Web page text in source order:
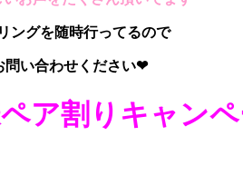
ングを随時行ってるので
問い合わせください❤
割りキャンペ